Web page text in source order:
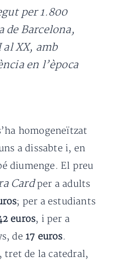
per 1.800
de Barcelona,
al XX, amb
en l’època
homogeneïtzat
a dissabte i, en
diumenge. El preu
Cardper a adults
; per a estudiants
euros, i per a
de 17 euros.
tret de la catedral,